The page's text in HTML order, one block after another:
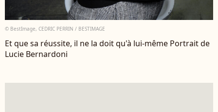
© BestImage, CEDRIC PERRIN / BESTIMAGE
Et que sa réussite, il ne la doit qu'à lui-même Portrait de
Lucie Bernardoni